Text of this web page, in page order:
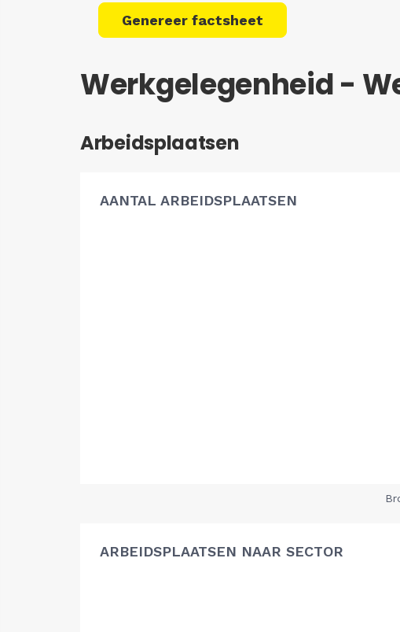
Genereer factsheet
Werkgelegenheid -
Arbeidsplaatsen
AANTAL ARBEIDSPLAATSEN
ARBEIDSPLAATSEN NAAR SECTOR